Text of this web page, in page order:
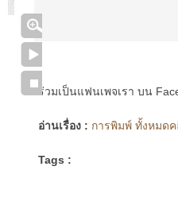
ร่วมเป็นแฟนเพจเรา บน
อ่านเรื่อง : การพิมพ์ ทั้งหมด
Tags :